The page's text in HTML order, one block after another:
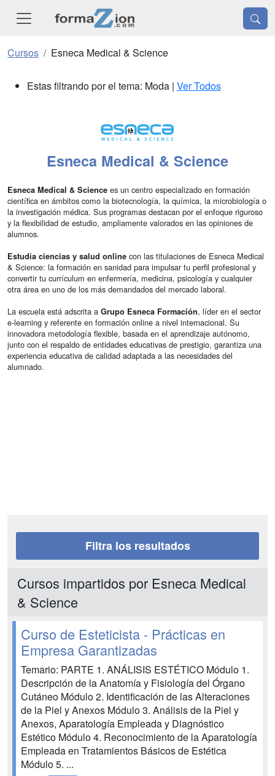
Cursos Esneca Medical & Science
Estas filtrando por el tema: Moda | Ver Todos
Esneca Medical & Science
Esneca Medical & Science es un centro especializado en formación
científica en ámbitos como la biotecnología, la química, la microbiología o
la investigación médica. Sus programas destacan por el enfoque riguroso
y la flexibilidad de estudio, ampliamente valorados en las opiniones de
alumnos.
Estudia ciencias y salud online con las titulaciones de Esneca Medical
& Science: la formación en sanidad para impulsar tu perfil profesional y
convertir tu currículum en enfermería, medicina, psicología y cualquier
otra área en uno de los más demandados del mercado laboral.
La escuela está adscrita a Grupo Esneca Formación, líder en el sector
e-learning y referente en formación online a nivel internacional. Su
innovadora metodología flexible, basada en el aprendizaje autónomo,
junto con el respaldo de entidades educativas de prestigio, garantiza una
experiencia educativa de calidad adaptada a las necesidades del
alumnado.
Filtra los resultados
Cursos impartidos por Esneca Medical
& Science
Curso de Esteticista - Prácticas en
Empresa Garantizadas
Temario: PARTE 1. ANÁLISIS ESTÉTICO Módulo 1.
Descripción de la Anatomía y Fisiología del Órgano
Cutáneo Módulo 2. Identificación de las Alteraciones
de la Piel y Anexos Módulo 3. Análisis de la Piel y
Anexos, Aparatología Empleada y Diagnóstico
Estético Módulo 4. Reconocimiento de la Aparatología
Empleada en Tratamientos Básicos de Estética
Módulo 5. ...